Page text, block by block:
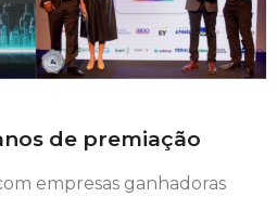
de premiação
empresas ganhadoras